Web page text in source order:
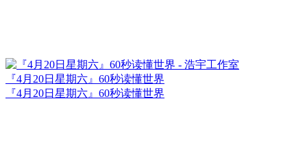
『4月20日星期六』60秒读懂世界
『4月20日星期六』60秒读懂世界